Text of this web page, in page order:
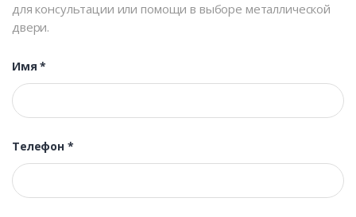
для консультации или помощи в выборе металлической
двери.
Имя*
Телефон *